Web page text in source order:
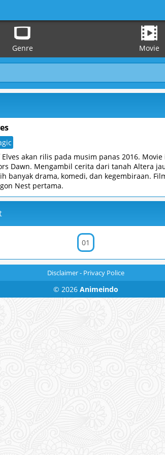
Genre Movie
akan rilis pada musim panas 2016.
Dawn. Mengambil cerita dari tanah Altera
banyak drama, komedi, dan kegembiraan.
Nest pertama.
01
Disclaimer- Privacy Police
© 2026 Animeindo